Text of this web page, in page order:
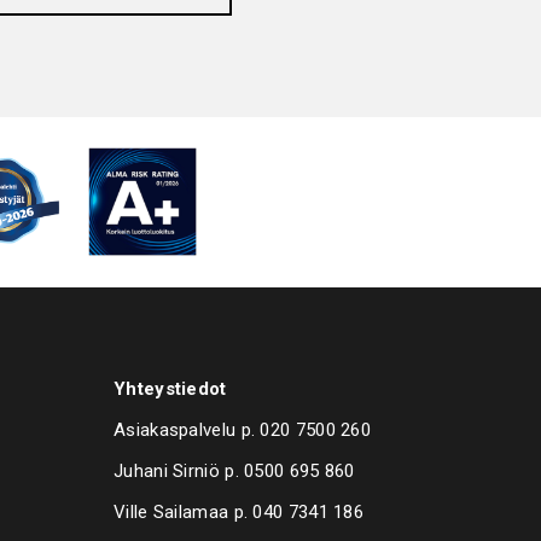
Yhteystiedot
Asiakaspalvelu p.020 7500 260
Juhani Sirniö p.0500 695 860
Ville Sailamaa p.040 7341 186